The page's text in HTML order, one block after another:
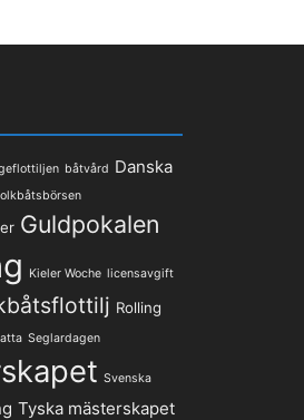
båtvård Danska
Guldpokalen
Kieler Woche licensavgift
Rolling
Seglardagen
Svenska
Tyska mästerskapet